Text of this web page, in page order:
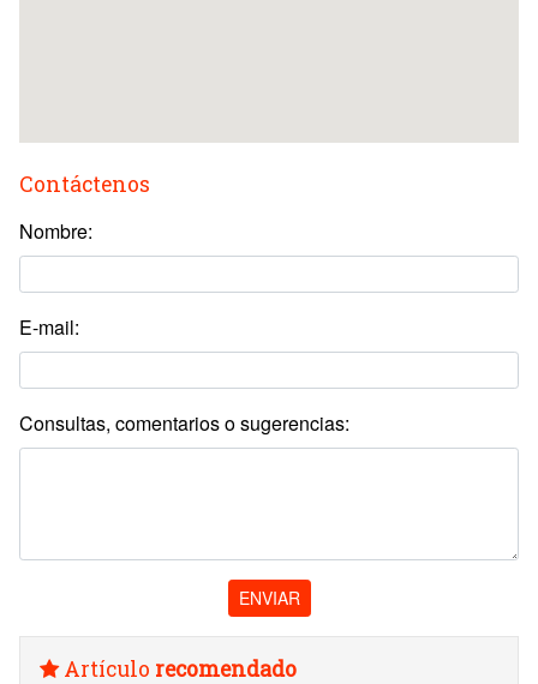
Contáctenos
Nombre:
E-mail:
Consultas, comentarios o sugerencias:
ENVIAR
Artículo recomendado